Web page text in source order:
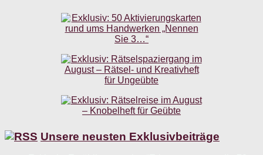
Unsere neusten Exklusivbeiträge